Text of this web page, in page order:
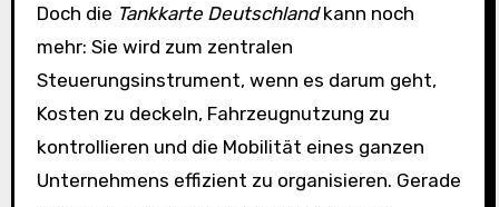
Doch die Tankkarte Deutschlandkann noch
mehr: Sie wird zum zentralen
Steuerungsinstrument, wenn es darum geht,
Kosten zu deckeln, Fahrzeugnutzung zu
kontrollieren und die Mobilität eines ganzen
Unternehmens effizient zu organisieren. Gerade